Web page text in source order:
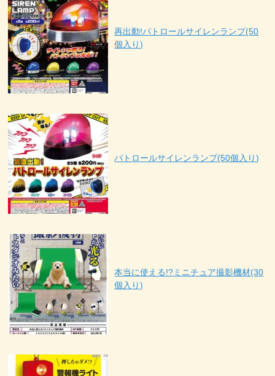
再出動!パトロールサイレンランプ(50
個入り)
パトロールサイレンランプ(50個入り)
本当に使える!?ミニチュア撮影機材(30
個入り)